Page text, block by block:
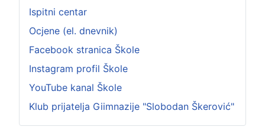
Ispitni centar
Ocjene (el. dnevnik)
Facebook stranica Škole
Instagram profil Škole
YouTube kanal Škole
Klub prijatelja Giimnazije "Slobodan Škerović"